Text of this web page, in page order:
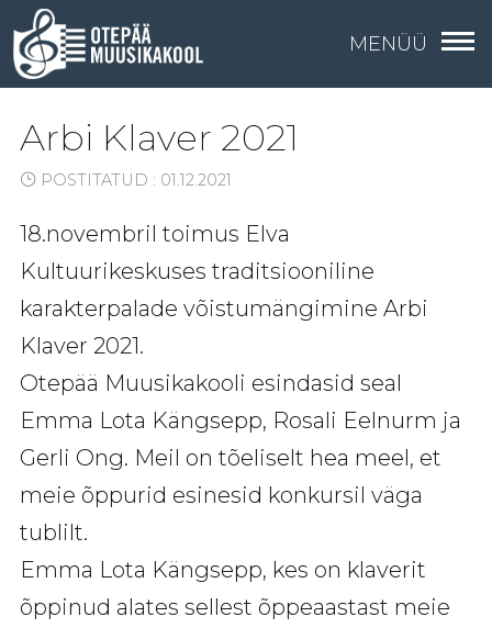
Arbi Klaver 2021
POSTITATUD : 01.12.2021
18.novembril toimus Elva
Kultuurikeskuses traditsiooniline
karakterpalade võistumängimine Arbi
Klaver 2021.
Otepää Muusikakooli esindasid seal
Emma Lota Kängsepp, Rosali Eelnurm ja
Gerli Ong. Meil on tõeliselt hea meel, et
meie õppurid esinesid konkursil väga
tublilt.
Emma Lota Kängsepp, kes on klaverit
õppinud alates sellest õppeaastast meie
MENÜÜ